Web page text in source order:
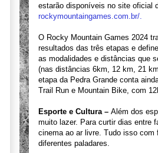
estarão disponíveis no site oficial
rockymountaingames.com.br/.
O Rocky Mountain Games 2024
resultados das três etapas e
as modalidades e distâncias que
(nas distâncias 6km, 12 km, 21
etapa da Pedra Grande conta
Trail Run e Mountain Bike, com
Esporte e Cultura – Além dos
muito lazer. Para curtir dias entre
cinema ao ar livre. Tudo isso
diferentes paladares.